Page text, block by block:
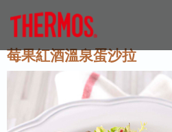
莓果紅酒溫泉蛋沙拉